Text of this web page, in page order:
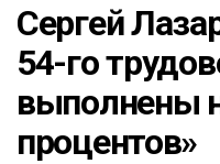
Сергей
54-го
выполнены
процентов»